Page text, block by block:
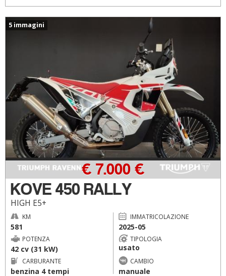
5 immagini
KOVE 450 RALLY
HIGH E5+
€ 7.000 €
KM
581
IMMATRICOLAZIONE
2025-05
POTENZA
42 cv (31 kW)
TIPOLOGIA
usato
CARBURANTE
benzina 4 tempi
CAMBIO
manuale